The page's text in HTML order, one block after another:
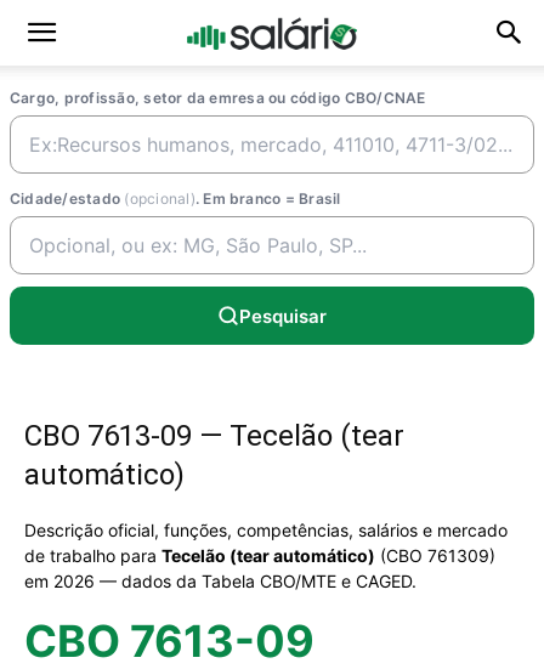
Cargo, profissão, setor da emresa ou código CBO/CNAE
Cidade/estado (opcional). Em branco = Brasil
Pesquisar
CBO 7613-09 — Tecelão (tear
automático)
Descrição oficial, funções, competências, salários e mercado
de trabalho para Tecelão (tear automático) (CBO 761309)
em 2026 — dados da Tabela CBO/MTE e CAGED.
CBO 7613-09